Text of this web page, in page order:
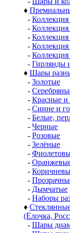
♦
-
-
-
-
-
- Гирлянды
♦ Шары
- Золотые
-
- Красные и
- Синие и
- Белые,
- Черные
- Розовые
- Зелёные
-
-
-
-
- Дымчатые
- Наборы
♦
(Ёлочка,
- Шары